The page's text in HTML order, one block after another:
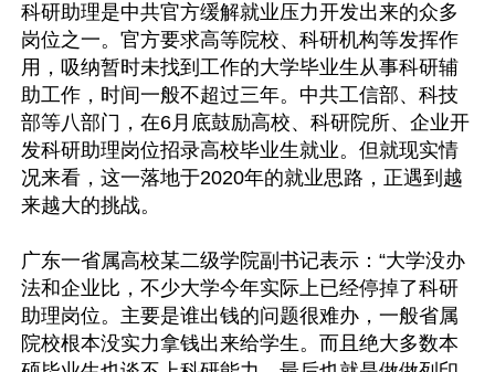
科研助理是中共官方缓解就业压力开发出来的众多
岗位之一。官方要求高等院校、科研机构等发挥作
用，吸纳暂时未找到工作的大学毕业生从事科研辅
助工作，时间一般不超过三年。中共工信部、科技
部等八部门，在6月底鼓励高校、科研院所、企业开
发科研助理岗位招录高校毕业生就业。但就现实情
况来看，这一落地于2020年的就业思路，正遇到越
来越大的挑战。
广东一省属高校某二级学院副书记表示：“大学没办
法和企业比，不少大学今年实际上已经停掉了科研
助理岗位。主要是谁出钱的问题很难办，一般省属
院校根本没实力拿钱出来给学生。而且绝大多数本